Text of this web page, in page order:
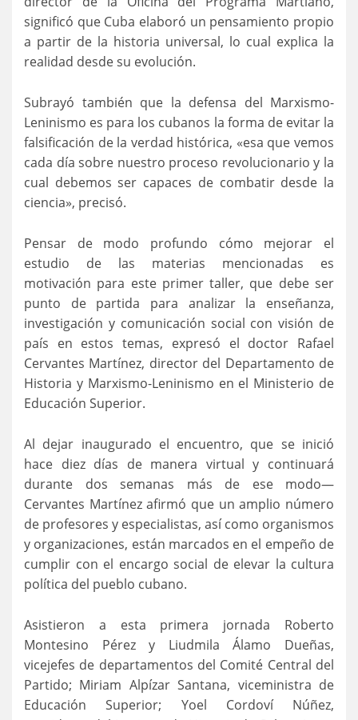
significó que Cuba elaboró un pensamiento propio
a partir de la historia universal, lo cual explica la
realidad desde su evolución.
Subrayó también que la defensa del Marxismo-
Leninismo es para los cubanos la forma de evitar la
falsificación de la verdad histórica, «esa que vemos
cada día sobre nuestro proceso revolucionario y la
cual debemos ser capaces de combatir desde la
ciencia», precisó.
Pensar de modo profundo cómo mejorar el
estudio de las materias mencionadas es
motivación para este primer taller, que debe ser
punto de partida para analizar la enseñanza,
investigación y comunicación social con visión de
país en estos temas, expresó el doctor Rafael
Cervantes Martínez, director del Departamento de
Historia y Marxismo-Leninismo en el Ministerio de
Educación Superior.
Al dejar inaugurado el encuentro, que se inició
hace diez días de manera virtual y continuará
durante dos semanas más de ese modo—
Cervantes Martínez afirmó que un amplio número
de profesores y especialistas, así como organismos
y organizaciones, están marcados en el empeño de
cumplir con el encargo social de elevar la cultura
política del pueblo cubano.
Asistieron a esta primera jornada Roberto
Montesino Pérez y Liudmila Álamo Dueñas,
vicejefes de departamentos del Comité Central del
Partido; Miriam Alpízar Santana, viceministra de
Educación Superior; Yoel Cordoví Núñez,